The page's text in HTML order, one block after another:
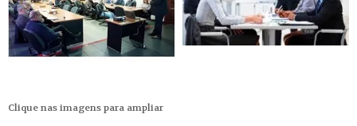
Clique nas imagens para ampliar